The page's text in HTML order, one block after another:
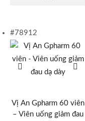
#78912
Vị An Gpharm 60 viên
– Viên uống giảm đau